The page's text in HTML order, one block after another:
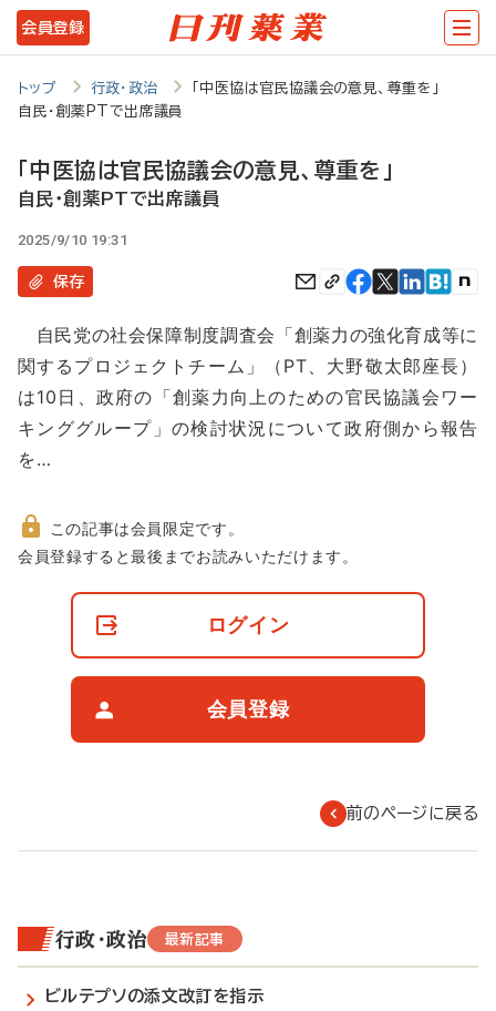
メ
イ
ツ
に
動
会員登録
トップ 行政・政治
「中医協は官民協議会の意見、尊重を」
自民・創薬PTで出席議員
「中医協は官民協議会の意見、尊重を」
自民・創薬PTで出席議員
2025/9/10 19:31
保存
自民党の社会保障制度調査会「創薬力の強化育成等に
関するプロジェクトチーム」（PT、大野敬太郎座長）
は10日、政府の「創薬力向上のための官民協議会ワー
キンググループ」の検討状況について政府側から報告
を…
非
この記事は会員限定です。
会員登録すると最後までお読みいただけます。
ログイン
会員登録
前のページに戻る
行政・政治 最新記事
ビルテプソの添文改訂を指示